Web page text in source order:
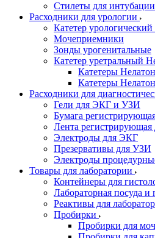
Стилеты для интубации
Расходники для урологии
Катетер
Мочеприемники
Зонды урогенитальные
Катетер уретральный
Катетеры
Катетеры
Расходники для
Гели для ЭКГ и УЗИ
Бумага
Лента
Электроды для ЭКГ
Презервативы для УЗИ
Электроды
Товары для лаборатории
Контейнеры для
Лабораторная посуда и
Реактивы для
Пробирки
Пробирки для